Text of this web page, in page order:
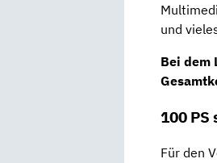
und
Bei dem
100
Für den